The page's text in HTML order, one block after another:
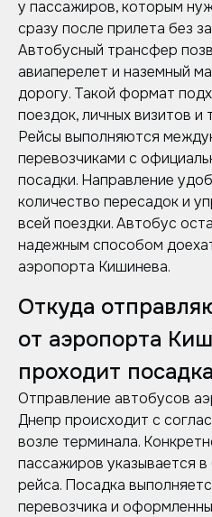
у пассажиров, которым
сразу после прилета без
Автобусный трансфер
авиаперелет и наземный
дорогу. Такой формат
поездок, личных визитов и
Рейсы выполняются
перевозчиками с
посадки. Направление
количество пересадок и
всей поездки. Автобус
надежным способом
аэропорта Кишинева.
Откуда
от аэропорта
проходит посадка
Отправление автобусов
Днепр происходит с
возле терминала.
пассажиров указывается
рейса. Посадка
перевозчика и